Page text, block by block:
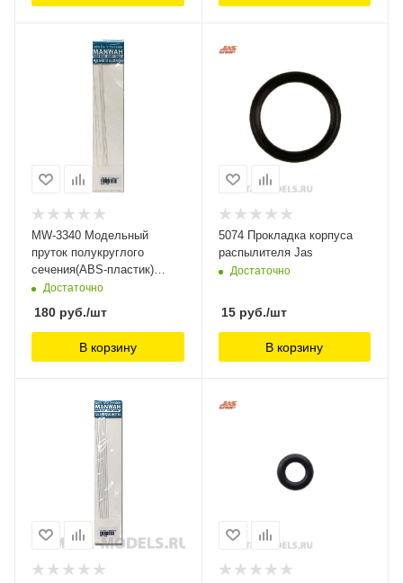
MW-3340 Модельный
пруток полукруглого
сечения(ABS-пластик)
1.0mm*250mm 8шт ManWah
Достаточно
180 руб./шт
В корзину
5074 Прокладка корпуса
распылителя Jas
Достаточно
15руб./шт
В корзину